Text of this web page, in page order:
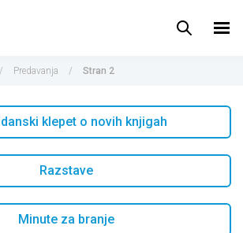
/ Predavanja / Stran 2
klepet o novih knjigah
Razstave
Minute za branje